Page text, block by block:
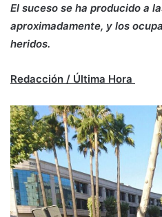
El suceso se ha producido a
aproximadamente, y los
heridos.
Redacción / Última Hora